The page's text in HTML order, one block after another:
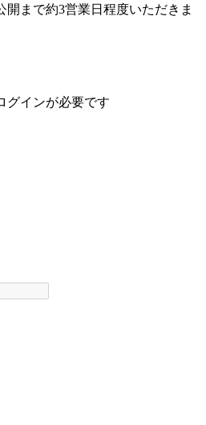
まで約3営業日程度いただきま
グインが必要です